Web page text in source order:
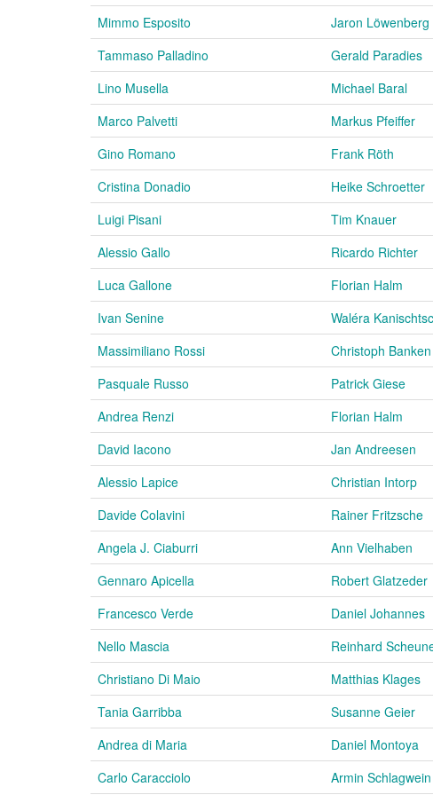
Mimmo Esposito Jaron Löwenberg
Tammaso Palladino
Gerald Paradies
Lino Musella
Michael Baral
Marco Palvetti
Markus Pfeiffer
Gino Romano
Frank Röth
Cristina Donadio
Heike Schroetter
Luigi Pisani
Tim Knauer
Alessio Gallo
Ricardo Richter
Luca Gallone
Florian Halm
Ivan Senine
Waléra
Massimiliano Rossi
Christoph Banken
Pasquale Russo
Patrick Giese
Andrea Renzi
Florian Halm
David Iacono
Jan Andreesen
Alessio Lapice
Christian Intorp
Davide Colavini
Rainer Fritzsche
Angela J. Ciaburri
Ann Vielhaben
Gennaro Apicella
Robert Glatzeder
Francesco Verde
Daniel Johannes
Nello Mascia
Reinhard
Christiano Di Maio
Matthias Klages
Tania Garribba
Susanne Geier
Andrea di Maria
Daniel Montoya
Carlo Caracciolo
Armin Schlagwein